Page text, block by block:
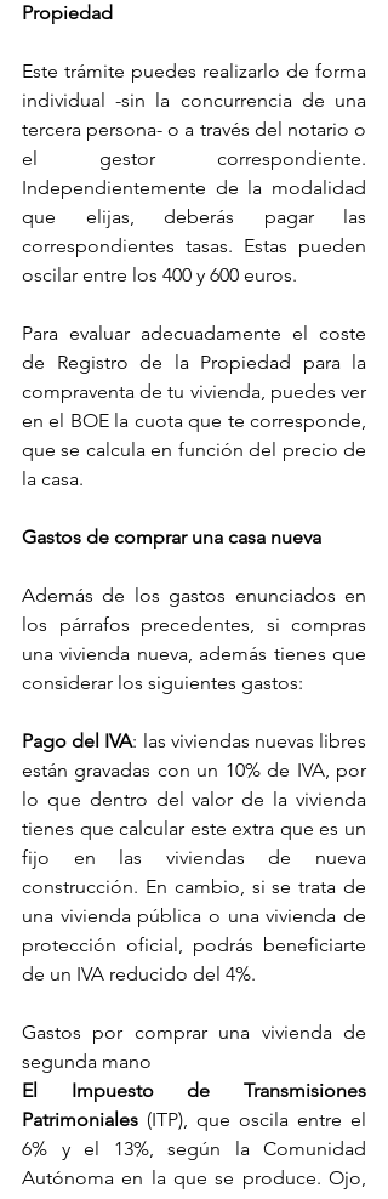
Propiedad
Este trámite puedes realizarlo de forma
individual -sin la concurrencia de una
tercera persona- o a través del notario o
el gestor correspondiente.
Independientemente de la modalidad
que elijas, deberás pagar las
correspondientes tasas. Estas pueden
oscilar entre los 400 y 600 euros.
Para evaluar adecuadamente el coste
de Registro de la Propiedad para la
compraventa de tu vivienda, puedes ver
en el BOE la cuota que te corresponde,
que se calcula en función del precio de
la casa.
Gastos de comprar una casa nueva
Además de los gastos enunciados en
los párrafos precedentes, si compras
una vivienda nueva, además tienes que
considerar los siguientes gastos:
Pago del IVA: las viviendas nuevas libres
están gravadas con un 10% de IVA, por
lo que dentro del valor de la vivienda
tienes que calcular este extra que es un
fijo en las viviendas de nueva
construcción. En cambio, si se trata de
una vivienda pública o una vivienda de
protección oficial, podrás beneficiarte
de un IVA reducido del 4%.
Gastos por comprar una vivienda de
segunda mano
El Impuesto de Transmisiones
Patrimoniales (ITP), que oscila entre el
6% y el 13%, según la Comunidad
Autónoma en la que se produce. Ojo,